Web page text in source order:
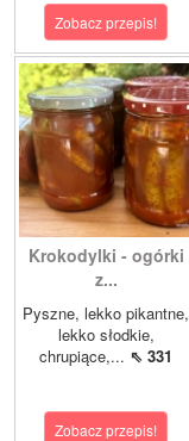
Zobacz przepis!
Krokodylki - ogórki
z...
Pyszne, lekko pikantne,
lekko słodkie,
chrupiące,... ⇖ 331
Zobacz przepis!